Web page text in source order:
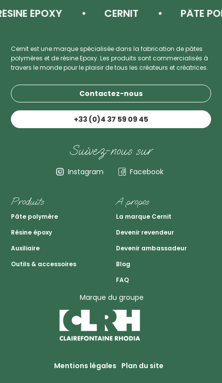
ÉPOXY CERNIT PÂTE
Cernit est une marque spécialisée dans la fabrication de pâtes
polymères et de résine Epoxy. Les produits sont commercialisés à
travers le monde pour le plaisir de tous les créateurs et créatrices.
Contactez-nous
+33 (0)4 37 59 09 45
Suivez-nous sur
Instagram Facebook
Produits
Pâte polymère
Résine époxy
Auxiliaire
Outils & accessoires
A propos
La marque Cernit
Devenir revendeur
Devenir ambassadeur
Blog
FAQ
Marque du groupe
Mentions légales Plan du site